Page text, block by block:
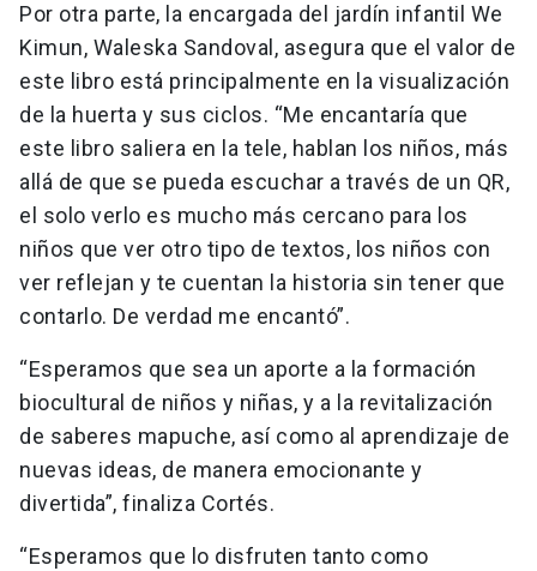
Por otra parte, la encargada del jardín infantil We
Kimun, Waleska Sandoval, asegura que el valor de
este libro está principalmente en la visualización
de la huerta y sus ciclos. “Me encantaría que
este libro saliera en la tele, hablan los niños, más
allá de que se pueda escuchar a través de un QR,
el solo verlo es mucho más cercano para los
niños que ver otro tipo de textos, los niños con
ver reflejan y te cuentan la historia sin tener que
contarlo. De verdad me encantó”.
“Esperamos que sea un aporte a la formación
biocultural de niños y niñas, y a la revitalización
de saberes mapuche, así como al aprendizaje de
nuevas ideas, de manera emocionante y
divertida”, finaliza Cortés.
“Esperamos que lo disfruten tanto como